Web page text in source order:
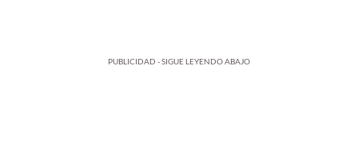
PUBLICIDAD - SIGUE LEYENDO ABAJO